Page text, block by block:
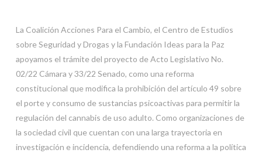
La Coalición Acciones Para el Cambio, el Centro de Estudios
sobre Seguridad y Drogas y la Fundación Ideas para la Paz
apoyamos el trámite del proyecto de Acto Legislativo No.
02/22 Cámara y 33/22 Senado, como una reforma
constitucional que modifica la prohibición del artículo 49 sobre
el porte y consumo de sustancias psicoactivas para permitir la
regulación del cannabis de uso adulto. Como organizaciones de
la sociedad civil que cuentan con una larga trayectoria en
investigación e incidencia, defendiendo una reforma a la política